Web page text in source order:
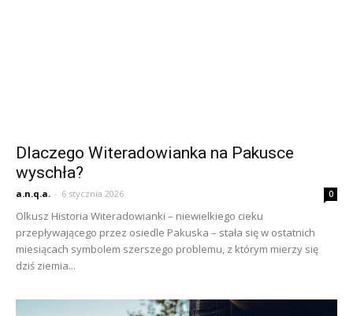
Dlaczego Witeradowianka na Pakusce
wyschła?
a.n.q.a. - 6 stycznia 2026 0
Olkusz Historia Witeradowianki – niewielkiego cieku
przepływającego przez osiedle Pakuska – stała się w ostatnich
miesiącach symbolem szerszego problemu, z którym mierzy się
dziś ziemia...